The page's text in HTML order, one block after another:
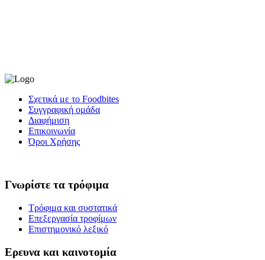
Σχετικά με το Foodbites
Συγγραφική ομάδα
Διαφήμιση
Επικοινωνία
Όροι Χρήσης
Γνωρίστε τα τρόφιμα
Τρόφιμα και συστατικά
Επεξεργασία τροφίμων
Επιστημονικό λεξικό
Ερευνα και καινοτομία